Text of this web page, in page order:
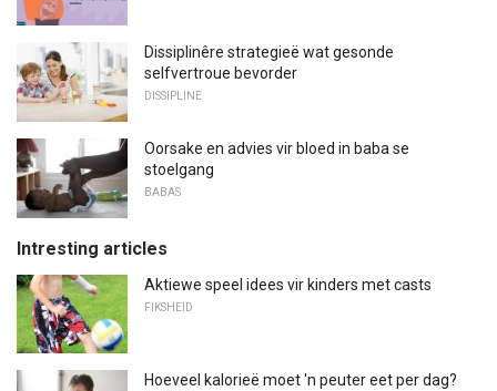
Dissiplinêre strategieë wat gesonde
selfvertroue bevorder
DISSIPLINE
Oorsake en advies vir bloed in baba se
stoelgang
BABAS
Intresting articles
Aktiewe speel idees vir kinders met casts
FIKSHEID
Hoeveel kalorieë moet 'n peuter eet per dag?